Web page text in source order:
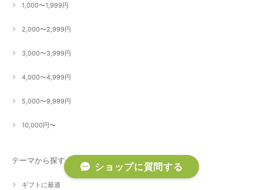
1,000〜1,999円
2,000〜2,999円
3,000〜3,999円
4,000〜4,999円
5,000〜9,999円
10,000円〜
テーマから探す
ギフトに最適
ショップに質問する